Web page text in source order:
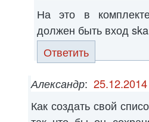
На это в
должен быть вход
Ответить
Александр:
Как создать свой